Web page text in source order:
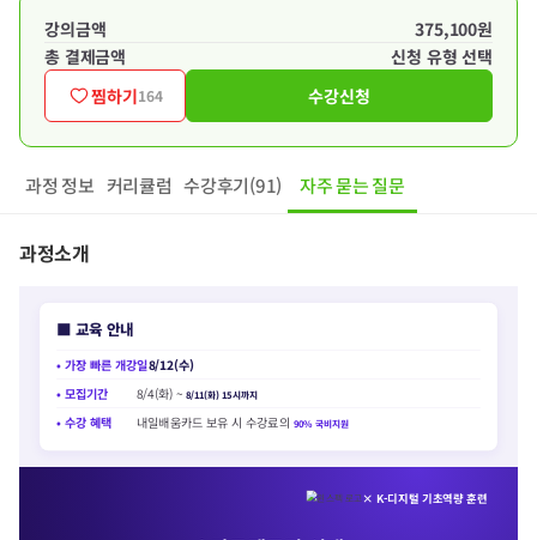
강의금액
375,100원
총 결제금액
신청 유형 선택
찜하기164 수강신청
과정 정보 커리큘럼 수강후기(91) 자주 묻는 질문
과정소개
■ 교육 안내
• 가장 빠른 개강일8/12(수)
• 모집기간 8/4(화) ~ 8/11(화) 15시까지
• 수강 혜택 내일배움카드 보유 시 수강료의 90% 국비지원
× K-디지털 기초역량 훈련